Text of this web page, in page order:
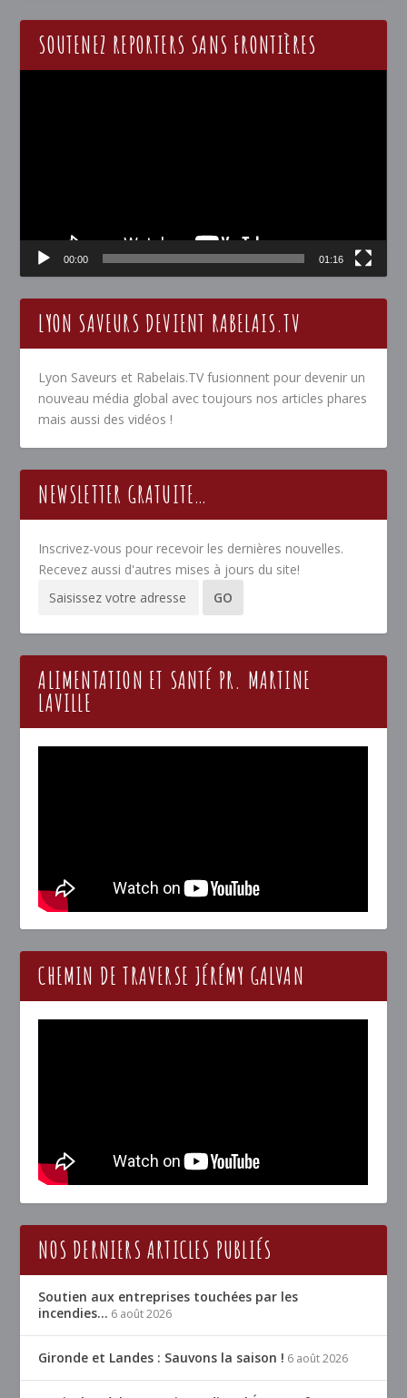
SOUTENEZ REPORTERS SANS FRONTIÈRES
00:00 01:16
LYON SAVEURS DEVIENT RABELAIS.TV
Lyon Saveurs et Rabelais.TV fusionnent pour devenir un
nouveau média global avec toujours nos articles phares
mais aussi des vidéos !
NEWSLETTER GRATUITE…
Inscrivez-vous pour recevoir les dernières nouvelles.
Recevez aussi d'autres mises à jours du site!
ALIMENTATION ET SANTÉ PR. MARTINE
LAVILLE
CHEMIN DE TRAVERSE JÉRÉMY GALVAN
NOS DERNIERS ARTICLES PUBLIÉS
Soutien aux entreprises touchées par les
incendies… 6 août 2026
Gironde et Landes : Sauvons la saison ! 6 août 2026